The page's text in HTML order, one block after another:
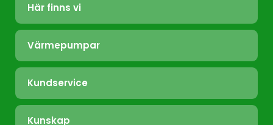
Här finns vi
Värmepump Sverige
Värmepump Stockholm
Värmepumpar
Luft/Luft
Bergvärme
Kundservice
Felanmälan
Kunskap